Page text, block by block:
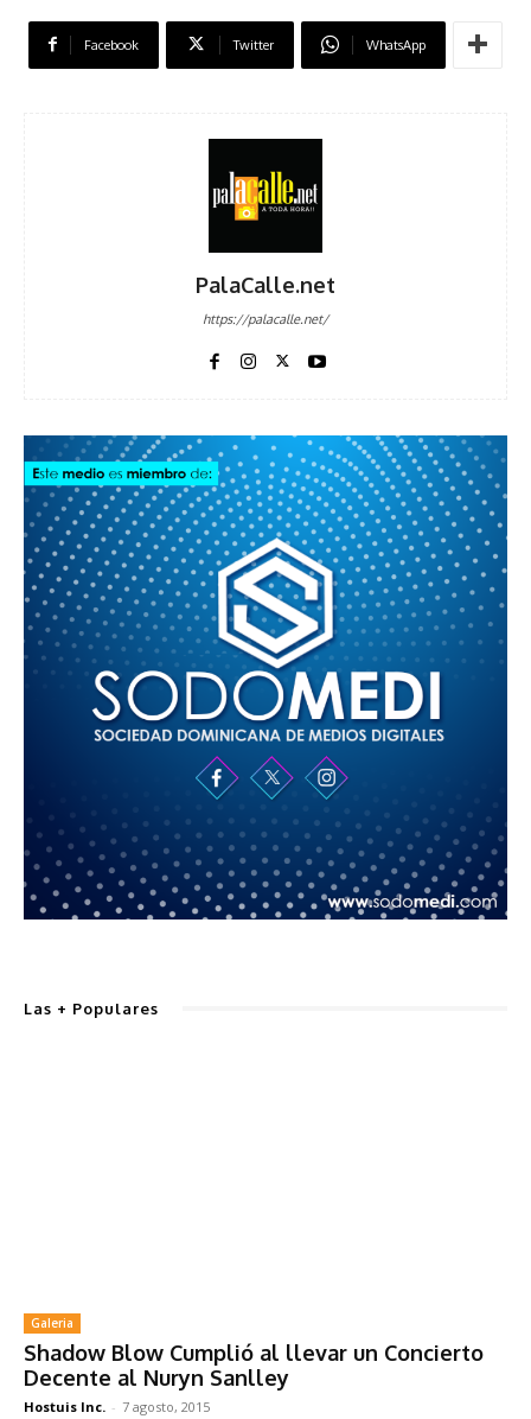
Facebook Twitter WhatsApp
PalaCalle.net
https://palacalle.net/
Las + Populares
Galeria
Shadow Blow Cumplió al llevar un Concierto
Decente al Nuryn Sanlley
Hostuis Inc. - 7 agosto, 2015